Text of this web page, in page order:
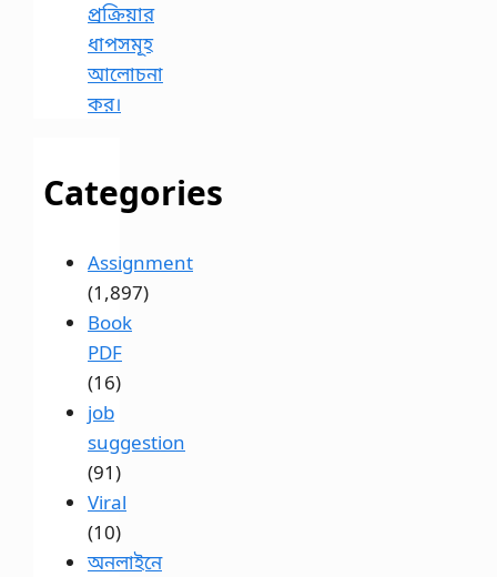
প্রক্রিয়ার
ধাপসমূহ
আলোচনা
কর।
Categories
Assignment
(1,897)
Book
PDF
(16)
job
suggestion
(91)
Viral
(10)
অনলাইনে